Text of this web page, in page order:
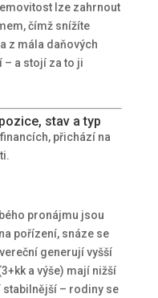
lze zahrnout
čímž snížíte
z mála daňových
– a stojí za to ji
stav a typ
přichází na
pronájmu jsou
pořízení, snáze se
generují vyšší
a výše) mají nižší
stabilnější – rodiny se